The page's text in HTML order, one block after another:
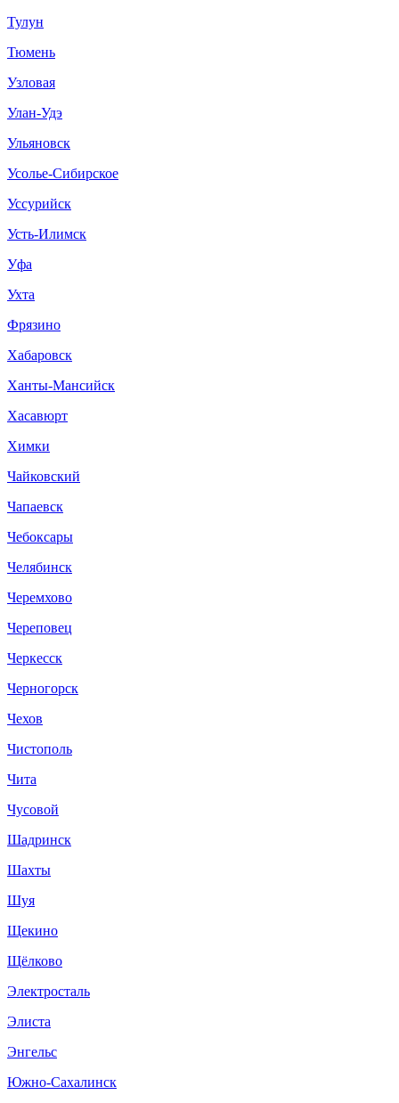
Тулун
Тюмень
Узловая
Улан-Удэ
Ульяновск
Усолье-Сибирское
Уссурийск
Усть-Илимск
Уфа
Ухта
Фрязино
Хабаровск
Ханты-Мансийск
Хасавюрт
Химки
Чайковский
Чапаевск
Чебоксары
Челябинск
Черемхово
Череповец
Черкесск
Черногорск
Чехов
Чистополь
Чита
Чусовой
Шадринск
Шахты
Шуя
Щекино
Щёлково
Электросталь
Элиста
Энгельс
Южно-Сахалинск